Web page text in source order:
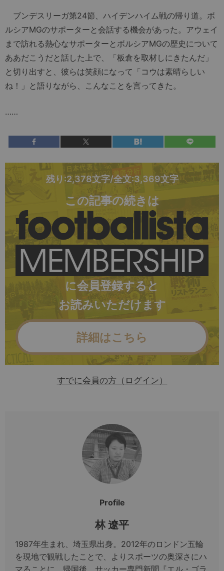
ブンデスリーガ第24節、ハイデンハイム戦の帰り道。ボ
ルシアMGのサポーターと会話する機会があった。アウェイ
まで訪れる熱心なサポーターとボルシアMGの歴史について
ああだこうだと話した上で、「板倉を取材しにきたんだ」
と切り出すと、彼らは笑顔になって「コウは素晴らしい
ね！」と語りながら、こんなことを言ってきた。
……
残り:2,378文字/全文:3,369文字
この記事の続きは
に会員登録すると
お読みいただけます
詳細はこちら
すでに会員の方（ログイン）
Profile
林 遼平
1987年生まれ、埼玉県出身。2012年のロンドン五輪
を現地で観戦したことで、よりスポーツの奥深さにハ